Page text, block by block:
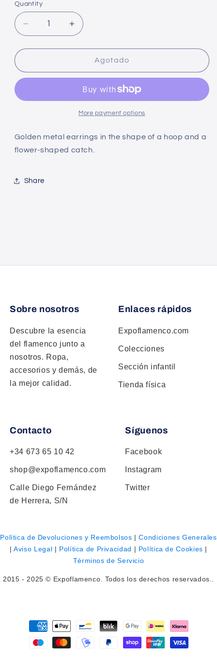
Quantity
Decrease
quantity
for
hoop
earrings
Various
Increase
quantity
for
Flower
hoop
Various
colors
Agotado
More payment options
Golden metal earrings in the shape of a hoop and a
flower-shaped catch.
Share
Sobre nosotros
Descubre la esencia
del flamenco junto a
nosotros. Ropa,
accesorios y demás, de
la mejor calidad.
Enlaces rápidos
Expoflamenco.com
Colecciones
Sección infantil
Tienda física
Contacto
+34 673 65 10 42
shop@expoflamenco.com
Calle Diego Fernández
de Herrera, S/N
Síguenos
Facebook
Instagram
Twitter
Política de Devoluciones y Reembolsos |Condiciones Generales
|Aviso Legal | Política de Privacidad | Política de Cookies |
Términos de Servicio
2015 - 2025 © Expoflamenco. Todos los derechos reservados..
Payment
methods